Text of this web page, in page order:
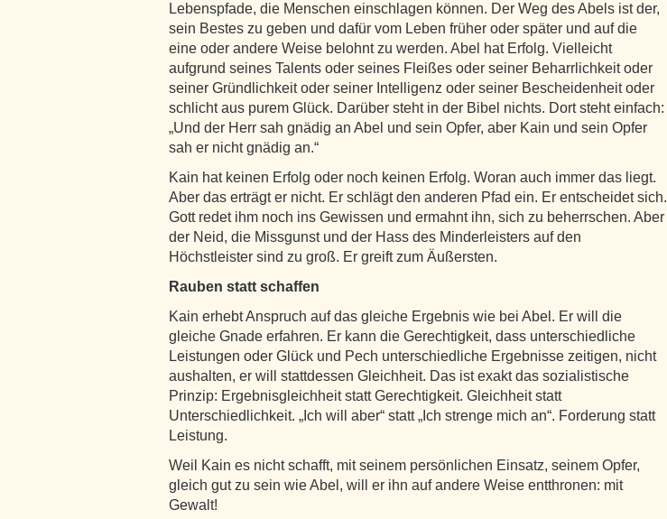
Lebenspfade, die Menschen einschlagen können. Der Weg des Abels ist der,
sein Bestes zu geben und dafür vom Leben früher oder später und auf die
eine oder andere Weise belohnt zu werden. Abel hat Erfolg. Vielleicht
aufgrund seines Talents oder seines Fleißes oder seiner Beharrlichkeit oder
seiner Gründlichkeit oder seiner Intelligenz oder seiner Bescheidenheit oder
schlicht aus purem Glück. Darüber steht in der Bibel nichts. Dort steht einfach:
„Und der Herr sah gnädig an Abel und sein Opfer, aber Kain und sein Opfer
sah er nicht gnädig an.“
Kain hat keinen Erfolg oder noch keinen Erfolg. Woran auch immer das liegt.
Aber das erträgt er nicht. Er schlägt den anderen Pfad ein. Er entscheidet sich.
Gott redet ihm noch ins Gewissen und ermahnt ihn, sich zu beherrschen. Aber
der Neid, die Missgunst und der Hass des Minderleisters auf den
Höchstleister sind zu groß. Er greift zum Äußersten.
Rauben statt schaffen
Kain erhebt Anspruch auf das gleiche Ergebnis wie bei Abel. Er will die
gleiche Gnade erfahren. Er kann die Gerechtigkeit, dass unterschiedliche
Leistungen oder Glück und Pech unterschiedliche Ergebnisse zeitigen, nicht
aushalten, er will stattdessen Gleichheit. Das ist exakt das sozialistische
Prinzip: Ergebnisgleichheit statt Gerechtigkeit. Gleichheit statt
Unterschiedlichkeit. „Ich will aber“ statt „Ich strenge mich an“. Forderung statt
Leistung.
Weil Kain es nicht schafft, mit seinem persönlichen Einsatz, seinem Opfer,
gleich gut zu sein wie Abel, will er ihn auf andere Weise entthronen: mit
Gewalt!